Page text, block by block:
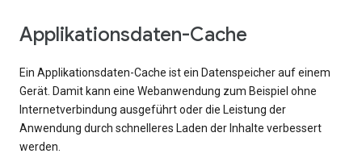
Applikationsdaten-Cache
Ein Applikationsdaten-Cache ist ein Datenspeicher auf einem
Gerät. Damit kann eine Webanwendung zum Beispiel ohne
Internetverbindung ausgeführt oder die Leistung der
Anwendung durch schnelleres Laden der Inhalte verbessert
werden.